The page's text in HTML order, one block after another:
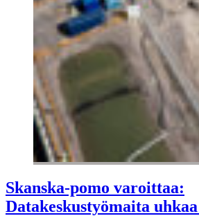
Skanska-pomo varoittaa:
Datakeskustyömaita